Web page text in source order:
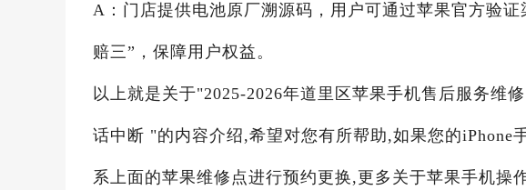
A：门店提供电池原厂溯源码，用户可通过苹果官方验
赔三”，保障用户权益。
以上就是关于"2025-2026年道里区苹果手机售后服务维
话中断 "的内容介绍,希望对您有所帮助,如果您的iPhone
系上面的苹果维修点进行预约更换,更多关于苹果手机操